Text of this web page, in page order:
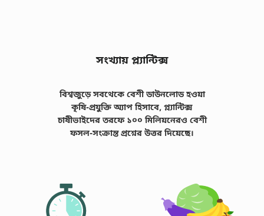
সংখ্যায় প্ল্যান্টিক্স
বিশ্বজুড়ে সবথেকে বেশী ডাউনলোড হওয়া
কৃষি-প্রযুক্তি অ্যাপ হিসাবে, প্ল্যান্টিক্স
চাষীভাইদের তরফে ১০০ মিলিয়নেরও বেশী
ফসল-সংক্রান্ত প্রশ্নের উত্তর দিয়েছে।